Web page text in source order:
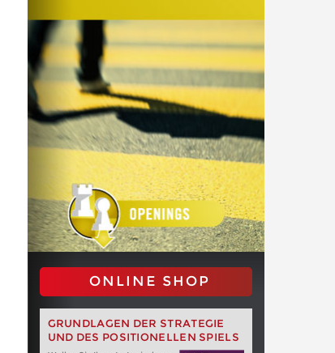
ONLINE SHOP
GRUNDLAGEN DER STRATEGIE
UND DES POSITIONELLEN SPIELS